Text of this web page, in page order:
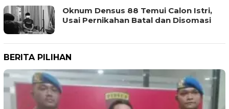
Oknum Densus 88 Temui Calon Istri,
Usai Pernikahan Batal dan Disomasi
BERITA PILIHAN